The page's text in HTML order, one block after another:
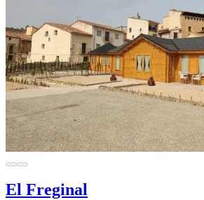
El Freginal